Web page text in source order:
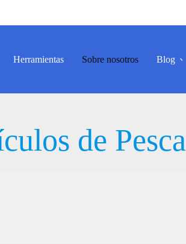
Herramientas Sobre nosotros Blog
de Pesca